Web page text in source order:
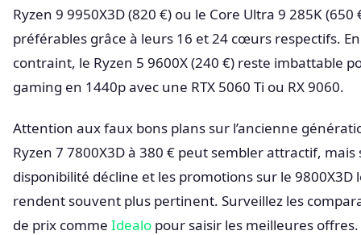
Ryzen 9 9950X3D (820 €) ou le Core Ultra 9 285K (650
préférables grâce à leurs 16 et 24 cœurs respectifs.
contraint, le Ryzen 5 9600X (240 €) reste imbattable
gaming en 1440p avec une RTX 5060 Ti ou RX 9060.
Attention aux faux bons plans sur l’ancienne
Ryzen 7 7800X3D à 380 € peut sembler attractif, mais
disponibilité décline et les promotions sur le 9800X3D
rendent souvent plus pertinent. Surveillez les
de prix comme Idealo pour saisir les meilleures offres.